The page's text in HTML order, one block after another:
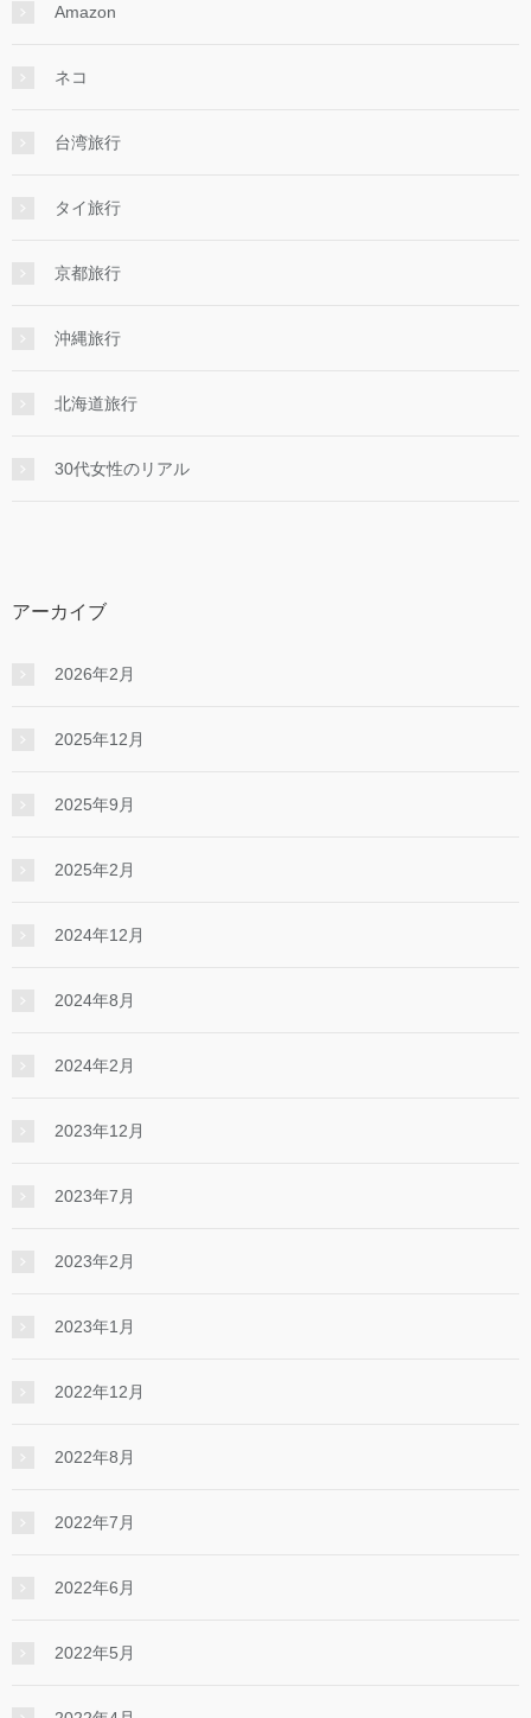
Amazon
ネコ
台湾旅行
タイ旅行
京都旅行
沖縄旅行
北海道旅行
30代女性のリアル
アーカイブ
2026年2月
2025年12月
2025年9月
2025年2月
2024年12月
2024年8月
2024年2月
2023年12月
2023年7月
2023年2月
2023年1月
2022年12月
2022年8月
2022年7月
2022年6月
2022年5月